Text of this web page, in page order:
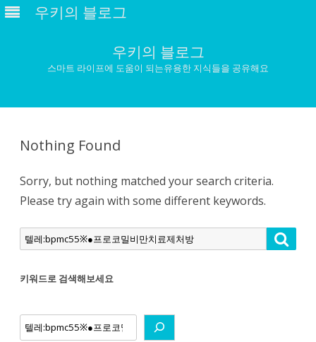
우키의 블로그
우키의 블로그
스마트 라이프에 도움이 되는유용한 지식들을 공유해요
Nothing Found
Sorry, but nothing matched your search criteria.
Please try again with some different keywords.
Search
for:
키워드로 검색해보세요